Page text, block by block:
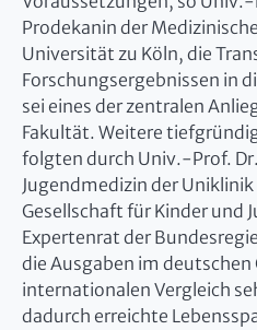
Prodekanin der
Universität zu Köln, die
Forschungsergebnissen in
sei eines der zentralen
Fakultät. Weitere
folgten durch Univ.-Prof.
Jugendmedizin der
Gesellschaft für Kinder und
Expertenrat der
die Ausgaben im
internationalen Vergleich
dadurch erreichte